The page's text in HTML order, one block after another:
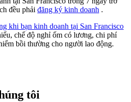
đều phải đăng ký kinh doanh .
khi bạn kinh doanh tại San Francisco
chế độ nghỉ ốm có lương, chi phí
bồi thường cho người lao động.
tôi